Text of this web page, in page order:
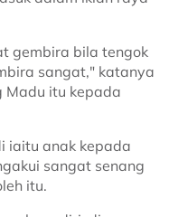
gembira bila tengok
sangat," katanya
Madu itu kepada
iaitu anak kepada
sangat senang
itu.